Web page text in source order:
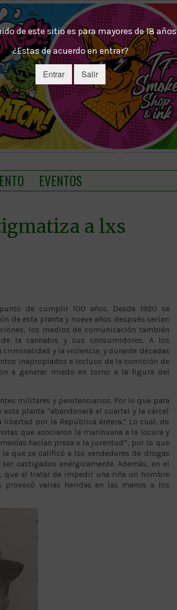
de este sitio es para mayores de 18 años
¿Estas de acuerdo en entrar?
Entrar Salir
EVENTOS
a lxs
de cumplir 100 años. Desde 1920 se
de esta planta y nueve años después serían
los medios de comunicación también
la cannabis y sus consumidores. A los
y la violencia; y durante décadas
inapropiados e incluso de la comisión de
a generar miedo en torno a la figura del
militares y penitenciarios. Por lo que para
planta “abandonará el cuartel y la cárcel
por la República entera.” Lo cual, de
que asociaron la marihuana a la locura y
hacían presa a la juventud”, por lo que
que se calificó a los vendedores de drogas
castigados enérgicamente. Además, en el
que al tratar de impedir una riña un hombre
provocó varias heridas en las manos a los